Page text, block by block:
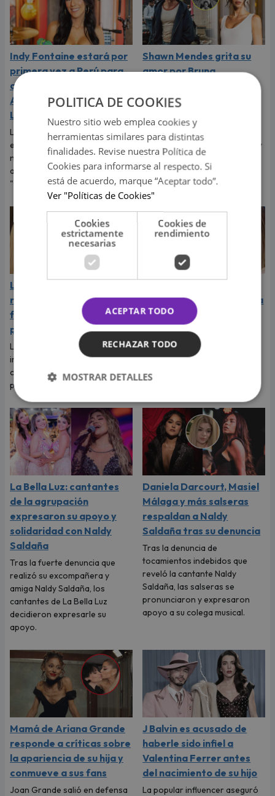
Indy Fontaine estará por
primera vez a Perú para
abrir los conciertos de
Alex Ubago en Arequipa y
Lima
La cantante cubano-
estadounidense debutará en
nuestro país luego del éxito
alcanzado con su sencillo
"Desde que tú no estás".
Shawn Mendes grita su
amor por Bruna
Marquezine, expareja de
Neymar: "Te amo
muchísimo"
El cantante dedicó tiernas
palabras a Bruna Marquezine y
dejó claro que vive uno de los
momentos más felices de su
vida.
La Joaqui sorprende al
revelar la inesperada
forma en que Luck Ra
puso fin a su romance
La cantante reveló que llegó a
imaginar su boda, pero el
cantante tenía otros planes
para ese viaje.
llanto durante entrevista
con Magaly Medina y
exigió justicia
Tras denunciar al director
musical de La Bella Luz, Naldy
Saldaña habló con Magaly
La Bella Luz: cantantes
de la agrupación
expresaron su apoyo y
solidaridad con Naldy
Saldaña
Tras la fuerte denuncia que
realizó su excompañera y
amiga Naldy Saldaña, los
cantantes de La Bella Luz
decidieron expresarle su
apoyo.
Daniela Darcourt, Masiel
Málaga y más salseras
respaldan a Naldy
Saldaña tras su denuncia
Tras la denuncia de
tocamientos indebidos que
reveló la cantante Naldy
Saldaña, las salseras se
pronunciaron y expresaron
apoyo a su colega musical.
Mamá de Ariana Grande
responde a críticas sobre
la apariencia de su hija y
conmueve a sus fans
Joan Grande salió en defensa
J Balvin es acusado de
haberle sido infiel a
Valentina Ferrer antes
del nacimiento de su hijo
La popular influencer aseguró
POLITICA DE COOKIES
Nuestro sitio web emplea cookies y
herramientas similares para distintas
finalidades. Revise nuestra Política de
Cookies para informarse al respecto. Si
está de acuerdo, marque “Aceptar todo”.
Ver "Políticas de Cookies"
Cookies
estrictamente
necesarias
Cookies de
rendimiento
ACEPTAR TODO
RECHAZAR TODO
MOSTRAR DETALLES